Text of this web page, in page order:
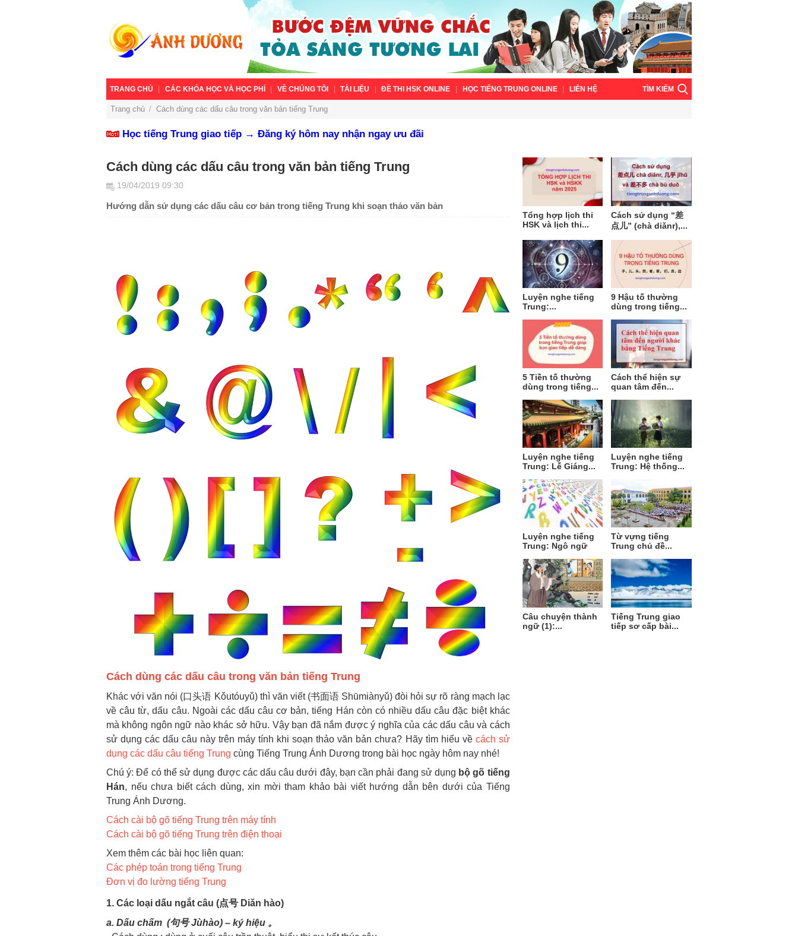
TRANG CHỦ CÁC KHÓA HỌC VÀ HỌC PHÍ VỀ CHÚNG TÔI TÀI LIỆU ĐỀ THI HSK ONLINE HỌC TIẾNG TRUNG ONLINE LIÊN HỆ TÌM KIẾM
Trang chủ / Cách dùng các dấu câu trong văn bản tiếng Trung
Học tiếng Trung giao tiếp → Đăng ký hôm nay nhận ngay ưu đãi
Cách dùng các dấu câu trong văn bản tiếng Trung
19/04/2019 09:30
Hướng dẫn sử dụng các dấu câu cơ bản trong tiếng Trung khi soạn thảo văn bản
Cách dùng các dấu câu trong văn bản tiếng Trung
Khác với văn nói (口头语 Kǒutóuyǔ) thì văn viết (书面语 Shūmiànyǔ) đòi hỏi sự rõ ràng mạch lạc
về câu từ, dấu câu. Ngoài các dấu câu cơ bản, tiếng Hán còn có nhiều dấu câu đặc biệt khác
mà không ngôn ngữ nào khác sở hữu. Vậy bạn đã nắm được ý nghĩa của các dấu câu và cách
sử dụng các dấu câu này trên máy tính khi soạn thảo văn bản chưa? Hãy tìm hiểu về cách sử
dụng các dấu câu tiếng Trung cùng Tiếng Trung Ánh Dương trong bài học ngày hôm nay nhé!
Chú ý: Để có thể sử dụng được các dấu câu dưới đây, bạn cần phải đang sử dụng bộ gõ tiếng
Hán, nếu chưa biết cách dùng, xin mời tham khảo bài viết hướng dẫn bên dưới của Tiếng
Trung Ánh Dương.
Cách cài bộ gõ tiếng Trung trên máy tính
Cách cài bộ gõ tiếng Trung trên điện thoại
Xem thêm các bài học liên quan:
Các phép toán trong tiếng Trung
Đơn vị đo lường tiếng Trung
1. Các loại dấu ngắt câu (点号 Diǎn hào)
a. Dấu chấm (句号 Jùhào) – ký hiệu 。
Tổng hợp lịch thi
HSK và lịch thi...
Cách sử dụng “差
点儿” (chà diǎnr),...
Luyện nghe tiếng
Trung:...
9 Hậu tố thường
dùng trong tiếng...
5 Tiền tố thường
dùng trong tiếng...
Cách thể hiện sự
quan tâm đến...
Luyện nghe tiếng
Trung: Lễ Giáng...
Luyện nghe tiếng
Trung: Hệ thống...
Luyện nghe tiếng
Trung: Ngô ngữ
Từ vựng tiếng
Trung chủ đề...
Câu chuyện thành
ngữ (1):...
Tiếng Trung giao
tiếp sơ cấp bài...